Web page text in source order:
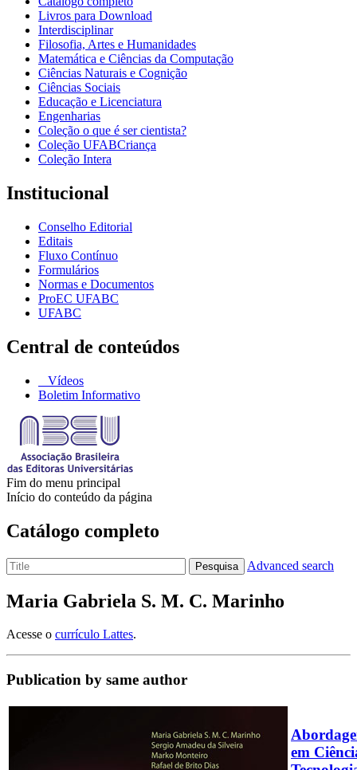
Livros para Download
Interdisciplinar
Filosofia, Artes e Humanidades
Matemática e Ciências da Computação
Ciências Naturais e Cognição
Ciências Sociais
Educação e Licenciatura
Engenharias
Coleção o que é ser cientista?
Coleção UFABCriança
Coleção Intera
Institucional
Conselho Editorial
Editais
Fluxo Contínuo
Formulários
Normas e Documentos
ProEC UFABC
UFABC
Central de conteúdos
Vídeos
Boletim Informativo
Fim do menu principal
Início do conteúdo da página
Catálogo completo
Pesquisa Advanced search
Maria Gabriela S. M. C. Marinho
Acesse o currículo Lattes.
Publication by same author
em